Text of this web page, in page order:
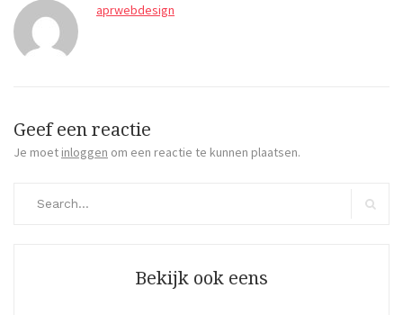
aprwebdesign
Geef een reactie
Je moet inloggen om een reactie te kunnen plaatsen.
Bekijk ook eens